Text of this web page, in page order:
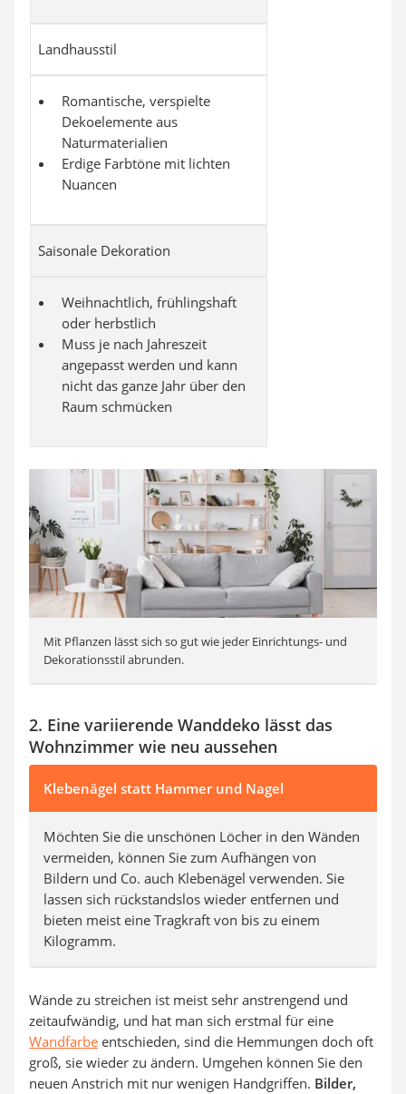
Landhausstil
Romantische, verspielte
Dekoelemente aus
Naturmaterialien
Erdige Farbtöne mit lichten
Nuancen
Saisonale Dekoration
Weihnachtlich, frühlingshaft
oder herbstlich
Muss je nach Jahreszeit
angepasst werden und kann
nicht das ganze Jahr über den
Raum schmücken
Mit Pflanzen lässt sich so gut wie jeder Einrichtungs- und
Dekorationsstil abrunden.
2. Eine variierende Wanddeko lässt das
Wohnzimmer wie neu aussehen
Klebenägel statt Hammer und Nagel
Möchten Sie die unschönen Löcher in den Wänden
vermeiden, können Sie zum Aufhängen von
Bildern und Co. auch Klebenägel verwenden. Sie
lassen sich rückstandslos wieder entfernen und
bieten meist eine Tragkraft von bis zu einem
Kilogramm.
Wände zu streichen ist meist sehr anstrengend und
zeitaufwändig, und hat man sich erstmal für eine
Wandfarbe entschieden, sind die Hemmungen doch oft
groß, sie wieder zu ändern. Umgehen können Sie den
neuen Anstrich mit nur wenigen Handgriffen. Bilder,